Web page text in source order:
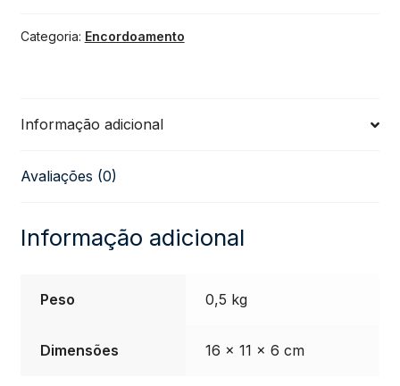
Violino
quantidade
Categoria: Encordoamento
Informação adicional
Avaliações (0)
Informação adicional
Peso 0,5 kg
Dimensões 16 × 11 × 6 cm